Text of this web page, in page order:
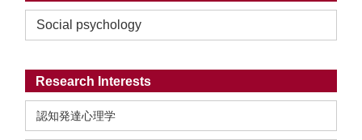
Social psychology
Research Interests
認知発達心理学